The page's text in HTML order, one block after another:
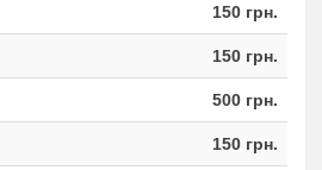
150 грн.
150 грн.
500 грн.
150 грн.